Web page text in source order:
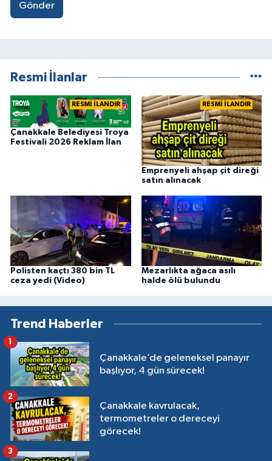
Gönder
Resmi İlanlar
RESMİ İLANDIR
Çanakkale Belediyesi Troya
Festivali 2026 Reklam İlan
RESMİ İLANDIR
Emprenyeli ahşap çit direği
satın alınacak
Polisten kaçtı 380 bin TL
ceza yedi (Video)
Mezarlıkta ağaca asılı
halde ölü bulundu
Trend Haberler
Çanakkale’de geleneksel panayır
başlıyor, 4 gün sürecek!
1
Çanakkale kavrulacak,
termometreler o dereceyi
görecek!
2
3